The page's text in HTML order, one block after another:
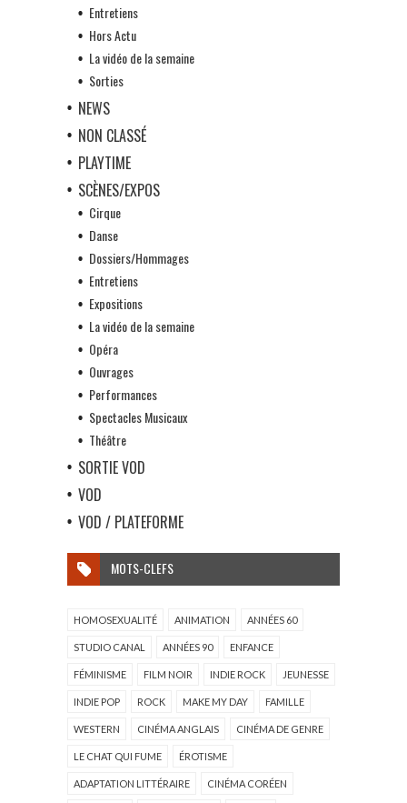
Entretiens
Hors Actu
La vidéo de la semaine
Sorties
NEWS
NON CLASSÉ
PLAYTIME
SCÈNES/EXPOS
Cirque
Danse
Dossiers/Hommages
Entretiens
Expositions
La vidéo de la semaine
Opéra
Ouvrages
Performances
Spectacles Musicaux
Théâtre
SORTIE VOD
VOD
VOD / PLATEFORME
MOTS-CLEFS
HOMOSEXUALITÉ ANIMATION ANNÉES 60
STUDIO CANAL ANNÉES 90 ENFANCE
FÉMINISME FILM NOIR INDIE ROCK JEUNESSE
INDIE POP ROCK MAKE MY DAY FAMILLE
WESTERN CINÉMA ANGLAIS CINÉMA DE GENRE
LE CHAT QUI FUME ÉROTISME
ADAPTATION LITTÉRAIRE CINÉMA CORÉEN